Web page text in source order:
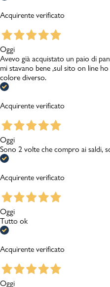
Acquirente verificato
Oggi
Avevo già acquistato un paio di
mi stavano bene ,sul sito on line
colore diverso.
Acquirente verificato
Oggi
Sono 2 volte che compro ai saldi,
Acquirente verificato
Oggi
Tutto ok
Acquirente verificato
Oggi